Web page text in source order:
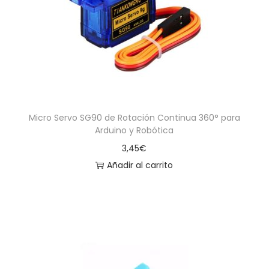
Micro Servo SG90 de Rotación Continua 360° para
Arduino y Robótica
3,45€
Añadir al carrito